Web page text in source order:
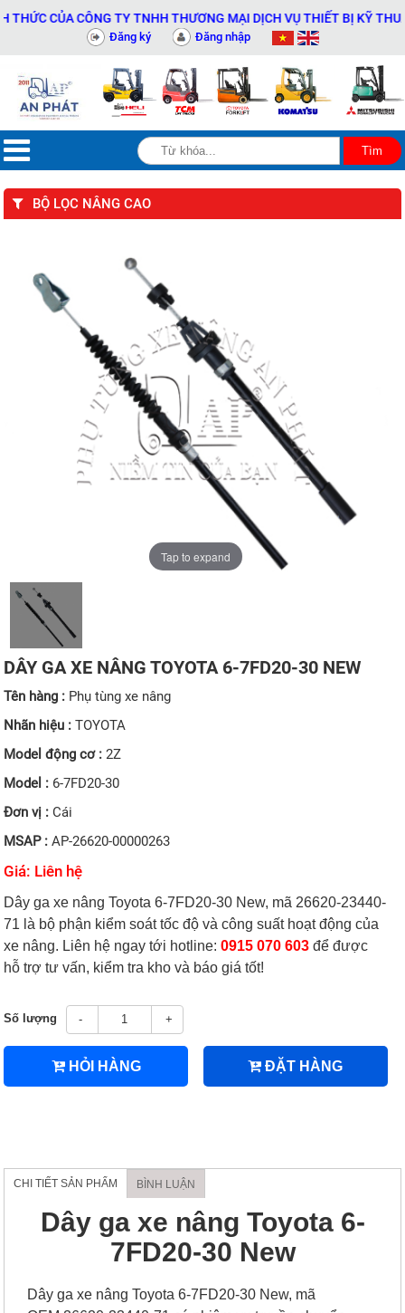
CỦA CÔNG TY TNHH THƯƠNG MẠI DỊCH VỤ THIẾT BỊ KỸ THUẬT
Đăng ký Đăng nhập
BỘ LỌC NÂNG CAO
Tap to expand
DÂY GA XE NÂNG TOYOTA 6-7FD20-30 NEW
Tên hàng : Phụ tùng xe nâng
Nhãn hiệu :TOYOTA
Model động cơ :2Z
Model : 6-7FD20-30
Đơn vị :Cái
MSAP :AP-26620-00000263
Giá: Liên hệ
Dây ga xe nâng Toyota 6-7FD20-30 New, mã 26620-23440-
71 là bộ phận kiểm soát tốc độ và công suất hoạt động của
xe nâng. Liên hệ ngay tới hotline:0915 070 603 để được
hỗ trợ tư vấn, kiểm tra kho và báo giá tốt!
Số lượng - +
HỎI HÀNG ĐẶT HÀNG
CHI TIẾT SẢN PHẨM BÌNH LUẬN
Dây ga xe nâng Toyota 6-
7FD20-30 New
Dây ga xe nâng Toyota 6-7FD20-30 New, mã